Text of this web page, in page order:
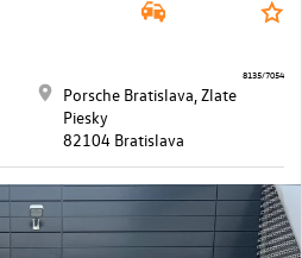
Porsche Bratislava, Zlate
Piesky
82104 Bratislava
8135/7054